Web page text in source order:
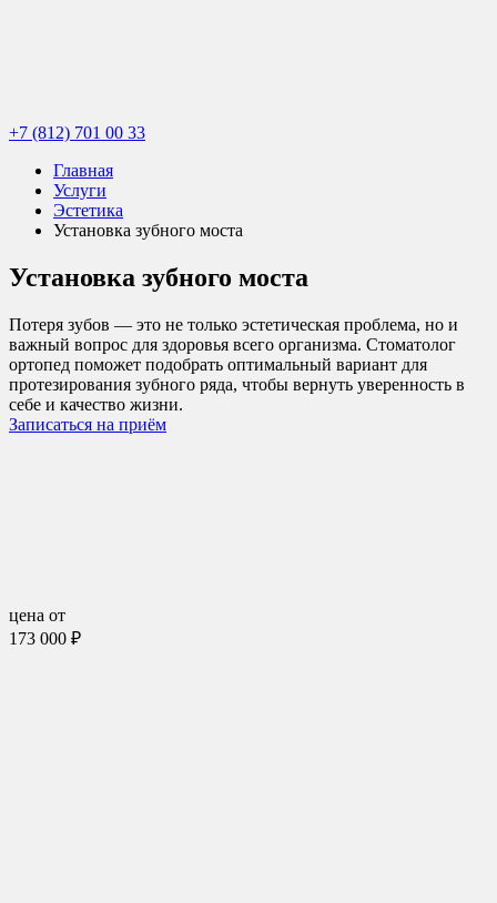
+7 (812) 701 00 33
Главная
Услуги
Эстетика
Установка зубного моста
Установка зубного моста
Потеря зубов — это не только эстетическая проблема, но и
важный вопрос для здоровья всего организма. Стоматолог
ортопед поможет подобрать оптимальный вариант для
протезирования зубного ряда, чтобы вернуть уверенность в
себе и качество жизни.
Записаться на приём
цена от
173 000 ₽